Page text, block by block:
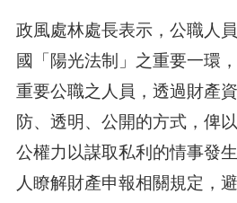
政風處林處長表示，公職人
國「陽光法制」之重要一環
重要公職之人員，透過財產
防、透明、公開的方式，俾
公權力以謀取私利的情事發
人瞭解財產申報相關規定，